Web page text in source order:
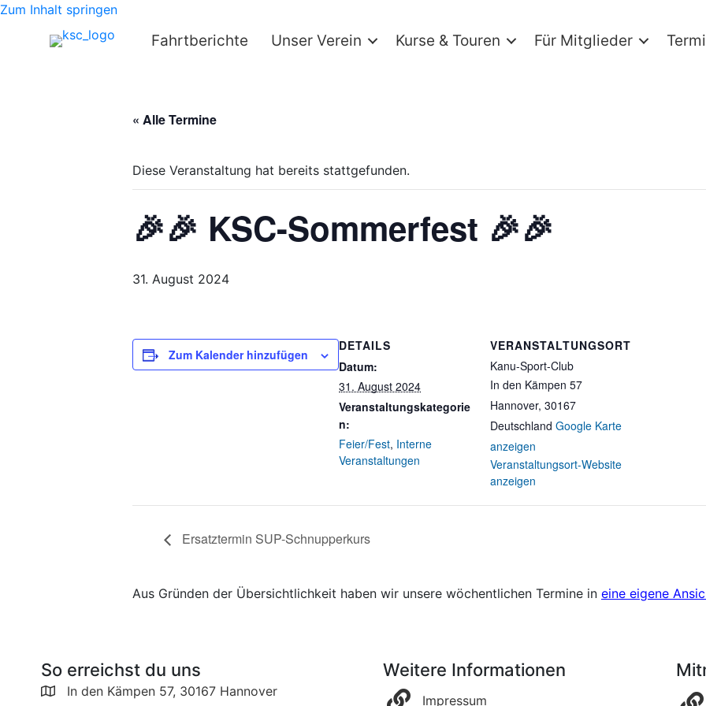
Zum Inhalt springen
Fahrtberichte Unser Verein Kurse & Touren Für Mitglieder
« Alle Termine
Diese Veranstaltung hat bereits stattgefunden.
🎉🎉 KSC-Sommerfest 🎉🎉
31. August 2024
Zum Kalender hinzufügen
DETAILS
Datum:
31. August 2024
Veranstaltungskategorie
n:
Feier/Fest, Interne
Veranstaltungen
VERANSTALTUNGSORT
Kanu-Sport-Club
In den Kämpen 57
Hannover, 30167
Deutschland Google Karte
anzeigen
Veranstaltungsort-Website
anzeigen
Ersatztermin SUP-Schnupperkurs
Aus Gründen der Übersichtlichkeit haben wir unsere wöchentlichen Termine in eine eigene
So erreichst du uns
In den Kämpen 57, 30167 Hannover
Weitere Informationen
Impressum